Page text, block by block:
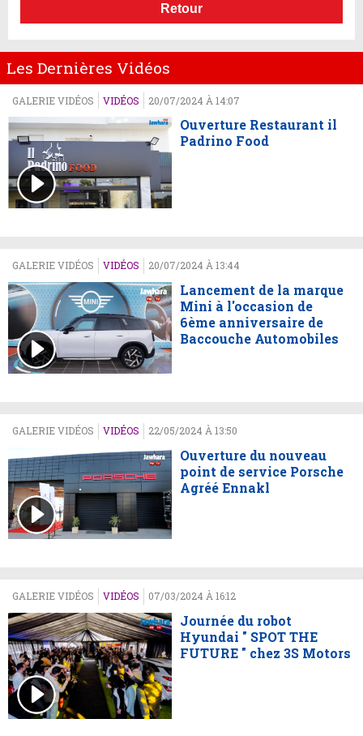
Retour
Les Dernières Vidéos
GALERIE VIDÉOS VIDÉOS 20/07/2024 À 14:07
Ouverture Restaurant il
Padrino Food
GALERIE VIDÉOS VIDÉOS 20/07/2024 À 13:44
Lancement de la marque
Mini à l'occasion de
6ème anniversaire de
Baccouche Automobiles
GALERIE VIDÉOS VIDÉOS 22/05/2024 À 13:50
Ouverture du nouveau
point de service Porsche
Agréé Ennakl
GALERIE VIDÉOS VIDÉOS 07/03/2024 À 16:12
Journée du robot
Hyundai " SPOT THE
FUTURE " chez 3S Motors